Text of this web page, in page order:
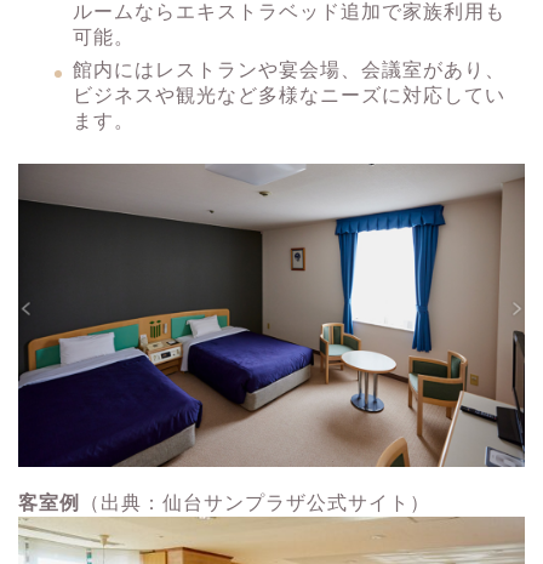
ルームならエキストラベッド追加で家族利用も
可能。
​館内にはレストランや宴会場、会議室があり、
ビジネスや観光など多様なニーズに対応してい
ます。
客室例 （出典：仙台サンプラザ公式サイト）